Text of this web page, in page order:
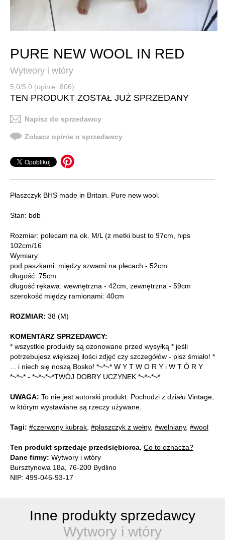
PURE NEW WOOL IN RED
Wytwory i wtóry
5,0/5,0 (opinie: 806)
TEN PRODUKT ZOSTAŁ JUŻ SPRZEDANY
Napisz do sprzedawcy
Zobacz opinie o sprzedawcy
Płaszczyk BHS made in Britain. Pure new wool.
Stan: bdb
Rozmiar: polecam na ok. M/L (z metki bust to 97cm, hips
102cm/16
Wymiary:
pod paszkami: między szwami na plecach - 52cm
długość: 75cm
długość rękawa: wewnętrzna - 42cm, zewnętrzna - 59cm
szerokość między ramionami: 40cm
ROZMIAR: 38 (M)
KOMENTARZ SPRZEDAWCY:
* wszystkie produkty są ozonowane przed wysyłką * jeśli
potrzebujesz większej ilości zdjęć czy szczegółów - pisz śmiało! *
... i niech się noszą Bosko! *~*~* W Y T W O R Y i W T Ó R Y
*~*~* - *~*~*~*TWÓJ DOBRY UCZYNEK *~*~*~*
UWAGA: To nie jest autorski produkt. Pochodzi z działu Vintage,
w którym wystawiane są rzeczy używane.
Tagi: #czerwony kubrak #płaszczyk z wełny, #wełniany, #wool
Ten produkt sprzedaje przedsiębiorca. Co to oznacza?
Dane firmy: Wytwory i wtóry
Bursztynowa 18a, 76-200 Bydlino
NIP: 499-046-93-17
Inne produkty sprzedawcy
Wytwory i wtóry